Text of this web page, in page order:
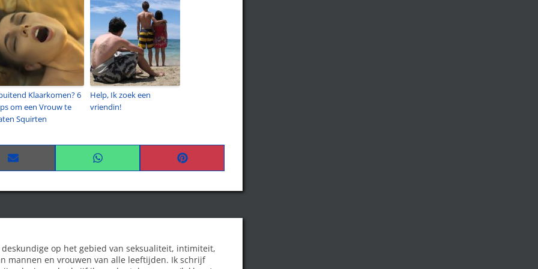
Klaarkomen? 6
om een Vrouw te
Squirten
Help, Ik zoek een
vriendin!
Share
on
Share
on
Share
on
deskundige op het gebied van seksualiteit, intimiteit,
mannen en vrouwen van alle leeftijden. Ik schrijf